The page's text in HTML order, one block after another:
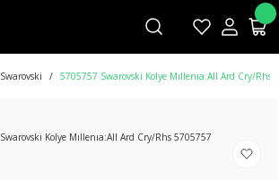
Swarovski 5705757 Swarovski Kolye Mıllenıa:All Ard Cry/Rhs